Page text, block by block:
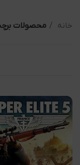
خانه محصولات